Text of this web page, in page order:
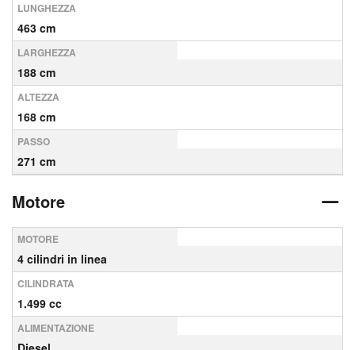
LUNGHEZZA
463 cm
LARGHEZZA
188 cm
ALTEZZA
168 cm
PASSO
271 cm
Motore
MOTORE
4 cilindri in linea
CILINDRATA
1.499 cc
ALIMENTAZIONE